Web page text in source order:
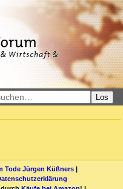
Los
Tode Jürgen Küßners |